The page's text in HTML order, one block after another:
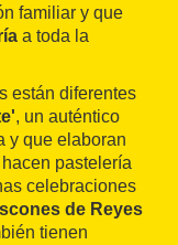
familiar y que
a toda la
están diferentes
, un auténtico
y que elaboran
pastelería
celebraciones
de Reyes
tienen